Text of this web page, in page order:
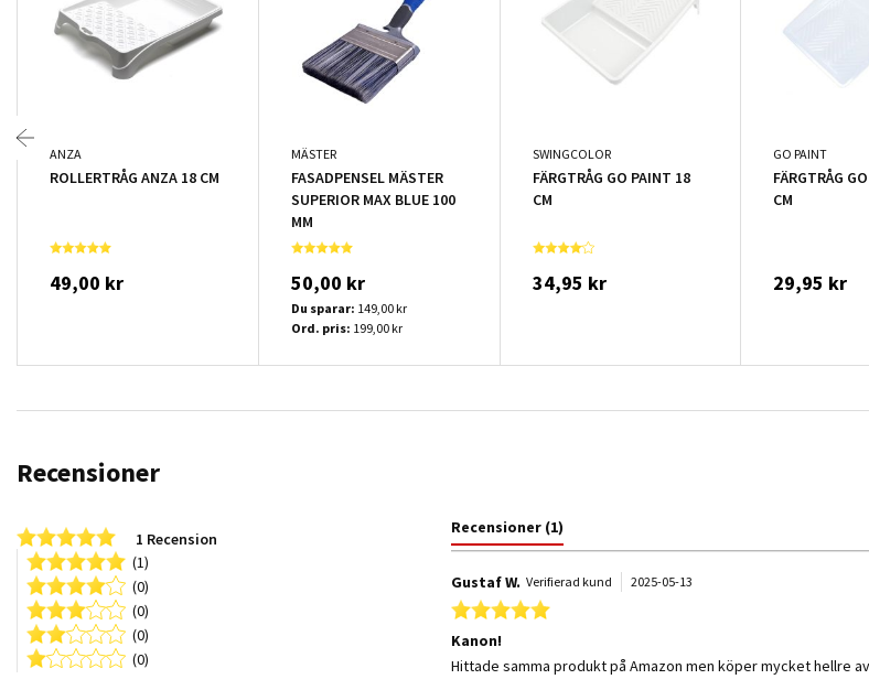
ANZA
ROLLERTRÅG ANZA 18 CM
49,00 kr
MÄSTER
FASADPENSEL MÄSTER
SUPERIOR MAX BLUE 100
MM
50,00 kr
Du sparar: 149,00 kr
Ord. pris: 199,00 kr
SWINGCOLOR
FÄRGTRÅG GO PAINT 18
CM
34,95 kr
GO PAINT
FÄRGTRÅG
CM
29,95 kr
Recensioner
5.0 star rating
1 Recension
(1)
(0)
(0)
(0)
(0)
Recensioner (1)
Gustaf W. Verifierad kund
5.0 star rating
2025-05-13
Kanon!
Review by Gustaf W. on 13 May 2025
review stating Kanon!
Hittade samma produkt på Amazon men köper mycket hellre